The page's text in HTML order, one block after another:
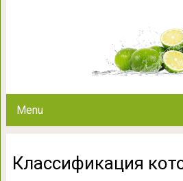
Menu
Классификация